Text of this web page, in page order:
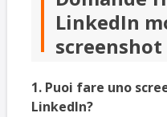
LinkedIn
screenshot
1. Puoi fare uno
LinkedIn?